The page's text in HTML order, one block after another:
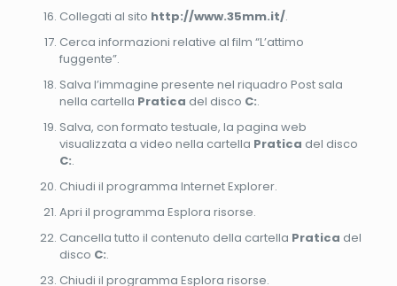
Collegati al sito http://www.35mm.it/.
Cerca informazioni relative al film “L’attimo
fuggente”.
Salva l’immagine presente nel riquadro Post sala
nella cartella Pratica del disco C:.
Salva, con formato testuale, la pagina web
visualizzata a video nella cartella Pratica del disco
C:.
Chiudi il programma Internet Explorer.
Apri il programma Esplora risorse.
Cancella tutto il contenuto della cartella Pratica del
disco C:.
Chiudi il programma Esplora risorse.